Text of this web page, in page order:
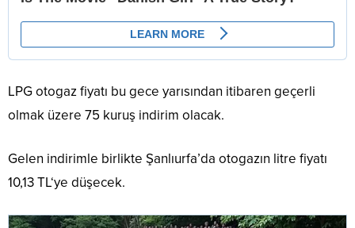
LPG otogaz fiyatı bu gece yarısından itibaren geçerli
olmak üzere 75 kuruş indirim olacak.
Gelen indirimle birlikte Şanlıurfa’da otogazın litre fiyatı
10,13 TL‘ye düşecek.